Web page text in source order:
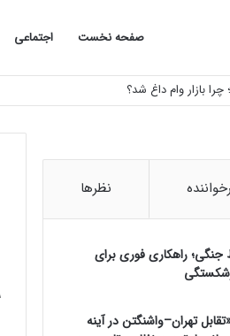
صفحه نخست اجتماعی
نظرها
جنگی؛ راهکاری فوری برای
تهران–واشنگتن در آینه